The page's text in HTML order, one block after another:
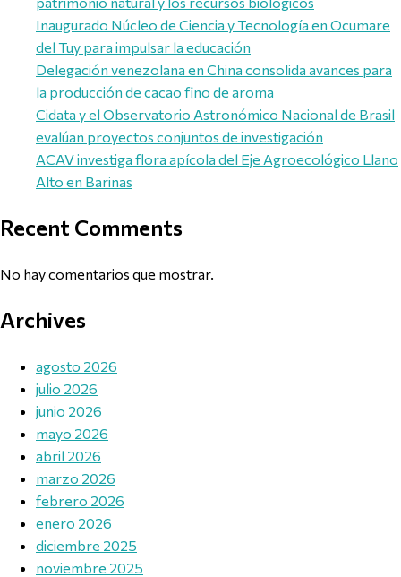
Inaugurado Núcleo de Ciencia y Tecnología en Ocumare
del Tuy para impulsar la educación
Delegación venezolana en China consolida avances para
la producción de cacao fino de aroma
Cidata y el Observatorio Astronómico Nacional de Brasil
evalúan proyectos conjuntos de investigación
ACAV investiga flora apícola del Eje Agroecológico Llano
Alto en Barinas
Recent Comments
No hay comentarios que mostrar.
Archives
agosto 2026
julio 2026
junio 2026
mayo 2026
abril 2026
marzo 2026
febrero 2026
enero 2026
diciembre 2025
noviembre 2025